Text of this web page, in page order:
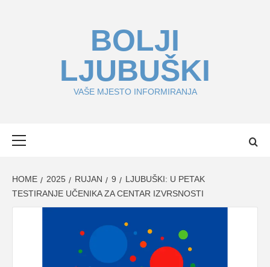
BOLJI
LJUBUŠKI
VAŠE MJESTO INFORMIRANJA
HOME 2025 RUJAN 9
LJUBUŠKI: U PETAK
TESTIRANJE UČENIKA ZA CENTAR IZVRSNOSTI